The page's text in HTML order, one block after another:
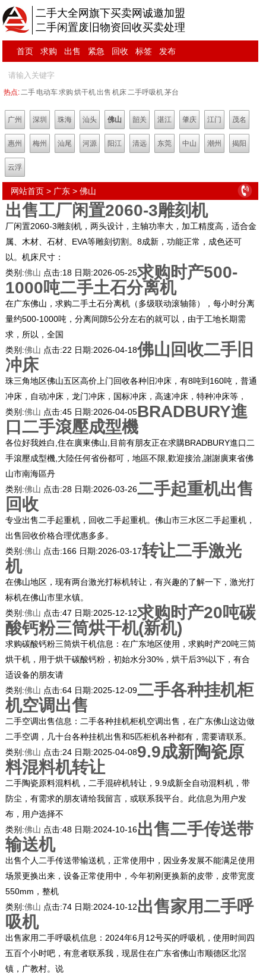
二手大全网旗下买卖网诚邀加盟
二手闲置废旧物资回收买卖处理
首页 求购 出售 紧急 回收 标签 发布
热点:二手 电动车求购 烘干机出售 机床二手呼吸机茅台
广州 深圳 珠海 汕头 佛山 韶关 湛江 肇庆 江门 茂名
惠州 梅州 汕尾 河源 阳江 清远 东莞 中山 潮州 揭阳
云浮
网站首页 > 广东 >佛山
出售工厂闲置2060-3雕刻机
厂闲置2060-3雕刻机，两头设计，主轴功率大，加工精度高，适合金
属、木材、石材、EVA等雕刻切割。8成新，功能正常，成色还可
以。机床尺寸：
类别:佛山 点击:18 日期:2026-05-25求购时产500-
1000吨二手土石分离机
在广东佛山，求购二手土石分离机（多级联动滚轴筛），每小时分离
量约500-1000吨，分离间隙5公分左右的就可以，由于工地长期需
求，所以，全国
类别:佛山 点击:22 日期:2026-04-18佛山回收二手旧
冲床
珠三角地区佛山五区高价上门回收各种旧冲床，有8吨到160吨，普通
冲床，自动冲床，龙门冲床，国标冲床，高速冲床，特种冲床等，
类别:佛山 点击:45 日期:2026-04-05BRADBURY進
口二手滾壓成型機
各位好我姓白,住在廣東佛山,目前有朋友正在求購BRADBURY進口二
手滾壓成型機,大陸任何省份都可，地區不限,歡迎接洽,謝謝廣東省佛
山市南海區丹
类别:佛山 点击:28 日期:2026-03-26二手起重机出售
回收
专业出售二手起重机，回收二手起重机。佛山市三水区二手起重机，
出售回收价格合理优惠多多。
类别:佛山 点击:166 日期:2026-03-17转让二手激光
机
在佛山地区，现有两台激光打标机转让，有兴趣的了解一下，激光打
标机在佛山市里水镇。
类别:佛山 点击:47 日期:2025-12-12求购时产20吨碳
酸钙粉三筒烘干机(新机)
求购碳酸钙粉三筒烘干机信息：在广东地区使用，求购时产20吨三筒
烘干机，用于烘干碳酸钙粉，初始水分30%，烘干后3%以下，有合
适设备的朋友请
类别:佛山 点击:64 日期:2025-12-09二手各种挂机柜
机空调出售
二手空调出售信息：二手各种挂机柜机空调出售，在广东佛山这边做
二手空调，几十台各种挂机出售和5匹柜机各种都有，需要请联系。
类别:佛山 点击:24 日期:2025-04-089.9成新陶瓷原
料混料机转让
二手陶瓷原料混料机，二手混碎机转让，9.9成新全自动混料机，带
防尘，有需求的朋友请给我留言，或联系我平台。此信息为用户发
布，用户选择不
类别:佛山 点击:48 日期:2024-10-16出售二手传送带
输送机
出售个人二手传送带输送机，正常使用中，因业务发展不能满足使用
场景更换出来，设备正常使用中，今年初刚更换新的皮带，皮带宽度
550mm，整机
类别:佛山 点击:74 日期:2024-10-12出售家用二手呼
吸机
出售家用二手呼吸机信息：2024年6月12号买的呼吸机，使用时间四
五百个小时吧，有意者联系我，现居住在广东省佛山市顺德区北滘
镇，广教村。说